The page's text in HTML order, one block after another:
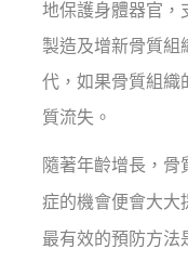
地保護身體器官，
製造及增新骨質組
代，如果骨質組織
質流失。
隨著年齡增長，
症的機會便會大大
最有效的預防方法